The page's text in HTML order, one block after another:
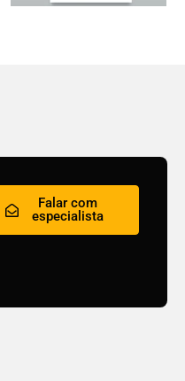
Falar com
especialista